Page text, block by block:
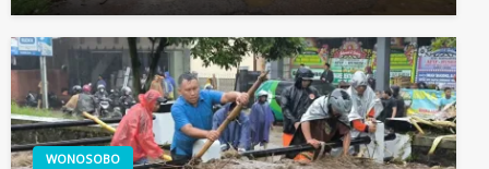
WONOSOBO